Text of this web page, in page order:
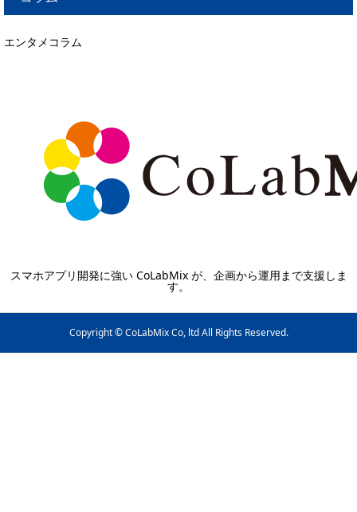
エンタメコラム
スマホアプリ開発に強い CoLabMix が、企画から運用まで支援しま
す。
Copyright © CoLabMix Co, ltd All Rights Reserved.